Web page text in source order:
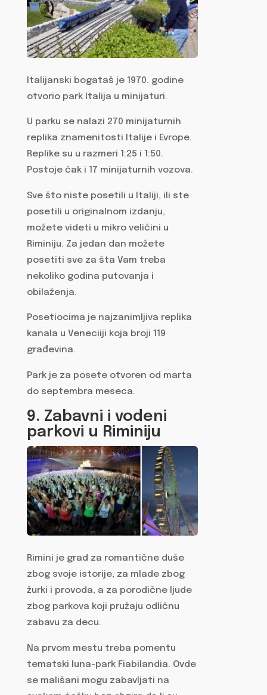
Italijanski bogataš je 1970. godine
otvorio park Italija u minijaturi.
U parku se nalazi 270 minijaturnih
replika znamenitosti Italije i Evrope.
Replike su u razmeri 1:25 i 1:50.
Postoje čak i 17 minijaturnih vozova.
Sve što niste posetili u Italiji, ili ste
posetili u originalnom izdanju,
možete videti u mikro veličini u
Riminiju. Za jedan dan možete
posetiti sve za šta Vam treba
nekoliko godina putovanja i
obilaženja.
Posetiocima je najzanimljiva replika
kanala u Veneciiji koja broji 119
građevina.
Park je za posete otvoren od marta
do septembra meseca.
9. Zabavni i vodeni
parkovi u Riminiju
Rimini je grad za romantične duše
zbog svoje istorije, za mlade zbog
žurki i provoda, a za porodične ljude
zbog parkova koji pružaju odličnu
zabavu za decu.
Na prvom mestu treba pomentu
tematski luna-park Fiabilandia. Ovde
se mališani mogu zabavljati na